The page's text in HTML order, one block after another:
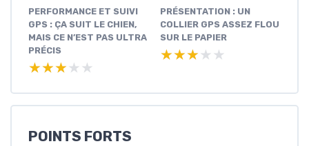
PERFORMANCE ET SUIVI
GPS : ÇA SUIT LE CHIEN,
MAIS CE N’EST PAS ULTRA
PRÉCIS
★★★★★
★★★★★
PRÉSENTATION : UN
COLLIER GPS ASSEZ FLOU
SUR LE PAPIER
★★★★★
★★★★★
POINTS FORTS